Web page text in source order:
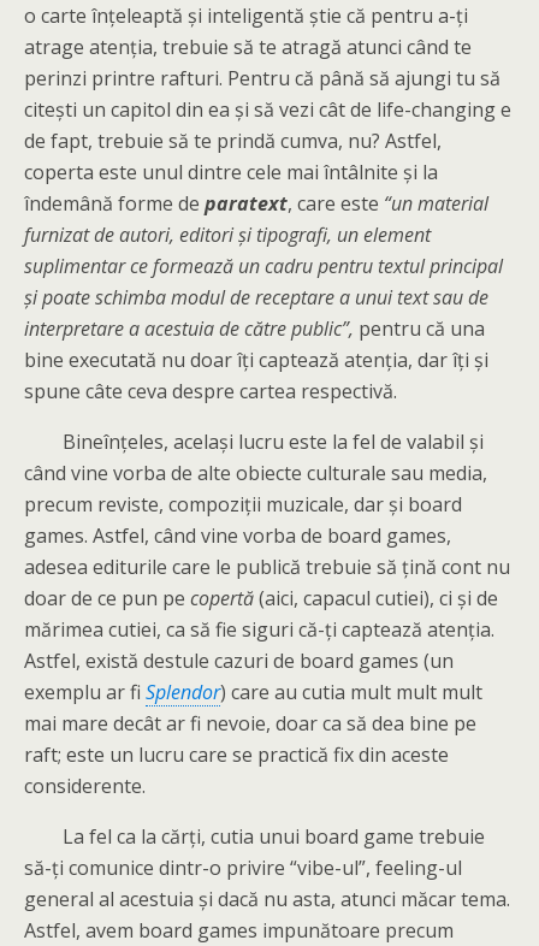
o carte înțeleaptă și inteligentă știe că pentru a-ți
atrage atenția, trebuie să te atragă atunci când te
perinzi printre rafturi. Pentru că până să ajungi tu să
citești un capitol din ea și să vezi cât de life-changing e
de fapt, trebuie să te prindă cumva, nu? Astfel,
coperta este unul dintre cele mai întâlnite și la
îndemână forme de paratext, care este “un material
furnizat de autori, editori și tipografi, un element
suplimentar ce formează un cadru pentru textul principal
și poate schimba modul de receptare a unui text sau de
interpretare a acestuia de către public”, pentru că una
bine executată nu doar îți captează atenția, dar îți și
spune câte ceva despre cartea respectivă.
Bineînțeles, același lucru este la fel de valabil și
când vine vorba de alte obiecte culturale sau media,
precum reviste, compoziții muzicale, dar și board
games. Astfel, când vine vorba de board games,
adesea editurile care le publică trebuie să țină cont nu
doar de ce pun pe copertă(aici, capacul cutiei), ci și de
mărimea cutiei, ca să fie siguri că-ți captează atenția.
Astfel, există destule cazuri de board games (un
exemplu ar fi Splendor) care au cutia mult mult mult
mai mare decât ar fi nevoie, doar ca să dea bine pe
raft; este un lucru care se practică fix din aceste
considerente.
La fel ca la cărți, cutia unui board game trebuie
să-ți comunice dintr-o privire “vibe-ul”, feeling-ul
general al acestuia și dacă nu asta, atunci măcar tema.
Astfel, avem board games impunătoare precum